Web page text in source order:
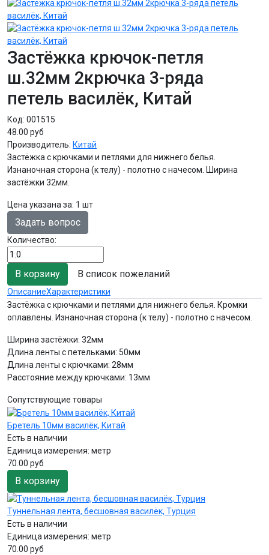
Застёжка крючок-петля
ш.32мм 2крючка 3-ряда
петель василёк, Китай
Код: 001515
48.00 руб
Производитель: Китай
Застёжка с крючками и петлями для нижнего белья.
Изнаночная сторона (к телу) - полотно с начесом. Ширина
застёжки 32мм.
Цена указана за: 1 шт
Задать вопрос
Количество:
В список пожеланий
ОписаниеХарактеристики
Застёжка с крючками и петлями для нижнего белья. Кромки
оплавлены. Изнаночная сторона (к телу) - полотно с начесом.
Ширина застёжки: 32мм
Длина ленты с петельками: 50мм
Длина ленты с крючками: 28мм
Расстояние между крючками: 13мм
Сопутствующие товары
Бретель 10мм василёк, Китай
Есть в наличии
Единица измерения: метр
70.00 руб
В корзину
Туннельная лента, бесшовная василёк, Турция
Есть в наличии
Единица измерения: метр
70.00 руб